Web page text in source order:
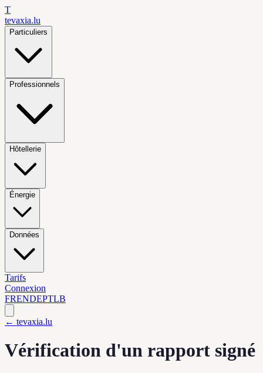
T
tevaxia.lu
Particuliers
Professionnels
Hôtellerie
Énergie
Données
Tarifs
Connexion
FRENDEPTLB
← tevaxia.lu
Vérification d'un rapport signé